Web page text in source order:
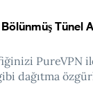
Bölünmüş Tünel
PureVPN ile
dağıtma